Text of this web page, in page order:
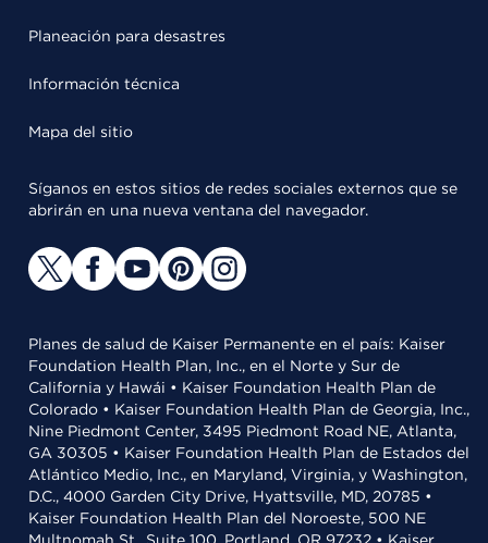
Planeación para desastres
Información técnica
Mapa del sitio
Síganos en estos sitios de redes sociales externos que se
abrirán en una nueva ventana del navegador.
Planes de salud de Kaiser Permanente en el país: Kaiser
Foundation Health Plan, Inc., en el Norte y Sur de
California y Hawái • Kaiser Foundation Health Plan de
Colorado • Kaiser Foundation Health Plan de Georgia, Inc.,
Nine Piedmont Center, 3495 Piedmont Road NE, Atlanta,
GA 30305 • Kaiser Foundation Health Plan de Estados del
Atlántico Medio, Inc., en Maryland, Virginia, y Washington,
D.C., 4000 Garden City Drive, Hyattsville, MD, 20785 •
Kaiser Foundation Health Plan del Noroeste, 500 NE